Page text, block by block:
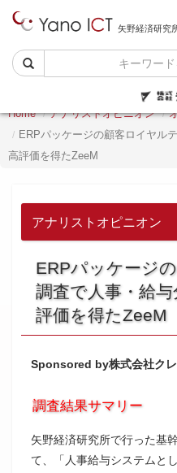
矢野経済研究
Home アナリストオピニオン
ERPパッケージの顧客ロイヤル
高評価を得たZeeM
アナリストオピニオン
ERPパッケージ
調査で人事・給
評価を得たZeeM
Sponsored by株式会社ク
調査結果サマリー
矢野経済研究所で行った基
て、「人事給与システムと